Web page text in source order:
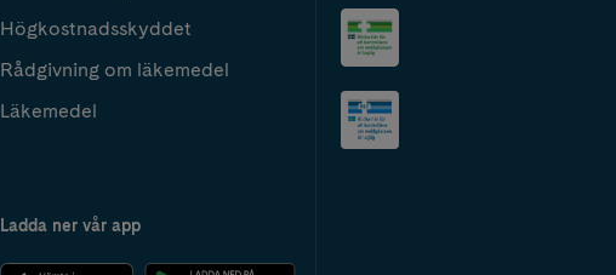
Högkostnadsskyddet
Rådgivning om läkemedel
Läkemedel
Ladda ner vår app